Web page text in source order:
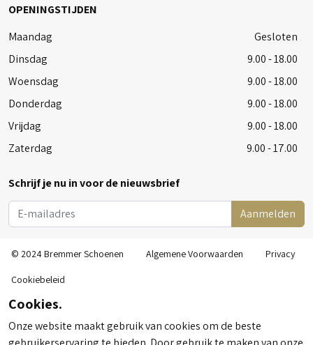
OPENINGSTIJDEN
Maandag
Gesloten
Dinsdag
9.00 - 18.00
Woensdag
9.00 - 18.00
Donderdag
9.00 - 18.00
Vrijdag
9.00 - 18.00
Zaterdag
9.00 - 17.00
Schrijf je nu in voor de nieuwsbrief
Aanmelden
© 2024 Bremmer Schoenen Algemene Voorwaarden Privacy
Cookiebeleid
Cookies.
Onze website maakt gebruik van cookies om de beste